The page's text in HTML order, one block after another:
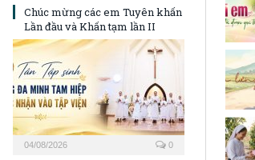
Chúc mừng các em Tuyên khấn
Lần đầu và Khấn tạm lần II
04/08/2026 0